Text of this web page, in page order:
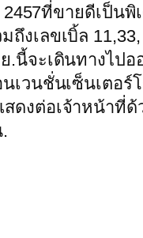
ที่ขายดีเป็นพิ
งเลขเบิ้ล
นี้จะเดินทางไป
วนชั่นเซ็นเตอ
ดงต่อเจ้าหน้า